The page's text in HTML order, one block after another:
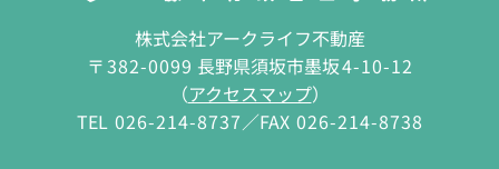
株式会社アークライフ不動産
〒382-0099 長野県須坂市墨坂4-10-12
（アクセスマップ）
TEL 026-214-8737／FAX 026-214-8738